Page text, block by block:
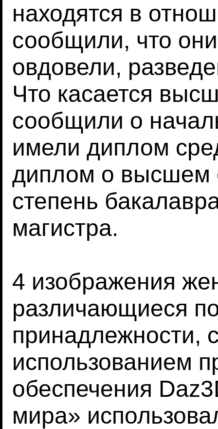
находятся в
сообщили, что
овдовели,
Что касается
сообщили о
имели диплом
диплом о высшем
степень
магистра.
4 изображения
различающиеся
принадлежности,
использованием
обеспечения
мира»